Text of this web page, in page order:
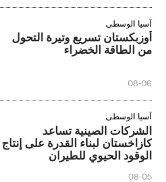
آسيا الوسطى
أوزبكستان تسريع وتيرة التحول
من الطاقة الخضراء
08-06
آسيا الوسطى
الشركات الصينية تساعد
كازاخستان لبناء القدرة على إنتاج
الوقود الحيوي للطيران
08-05